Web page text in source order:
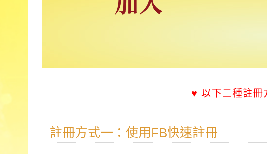
♥ 以下二種註冊
註冊方式一：使用FB快速註冊